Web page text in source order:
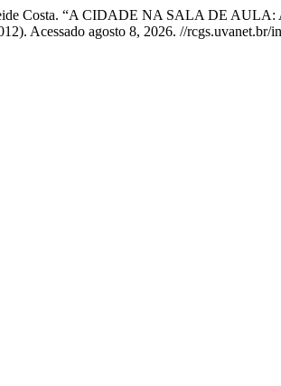
Costa. “A CIDADE NA SALA DE
Acessado agosto 8, 2026. //